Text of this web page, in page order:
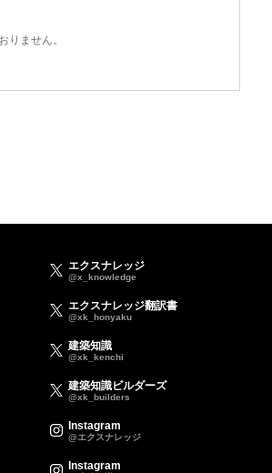
りません。
エクスナレッジ
@x_knowledge
エクスナレッジ翻訳書
@xk_honyaku
建築知識
@xk_kenchi
建築知識ビルダーズ
@xk_builders
Instagram
@エクスナレッジ
Instagram